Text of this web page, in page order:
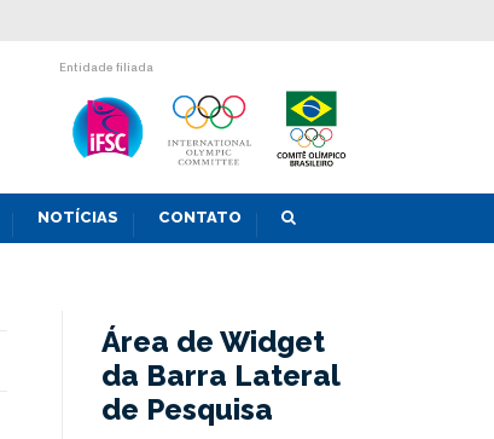
Entidade filiada
NOTÍCIAS CONTATO
Área de Widget
da Barra Lateral
de Pesquisa